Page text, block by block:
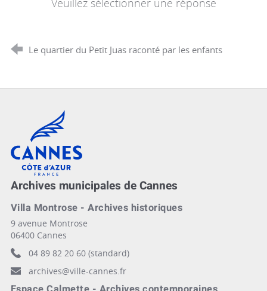
Le quartier du Petit Juas raconté par les enfants
Cannes, Côte d'Azur, France
Archives municipales de Cannes
Villa Montrose - Archives historiques
9 avenue Montrose
06400 Cannes
04 89 82 20 60 (standard)
archives@ville-cannes.fr